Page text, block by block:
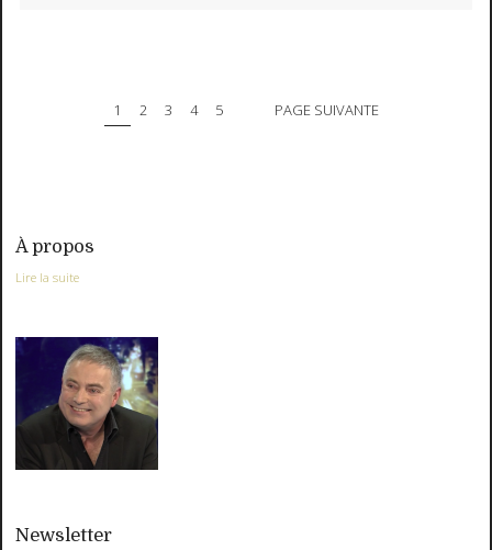
1 2 3 4 5 PAGE SUIVANTE
À propos
Lire la suite
Newsletter